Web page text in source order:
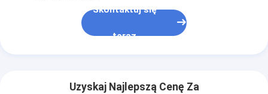
Skontaktuj się
teraz
Uzyskaj Najlepszą Cenę Za